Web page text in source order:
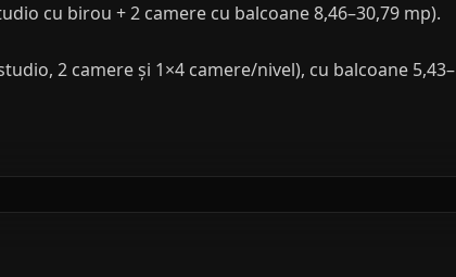
cu birou + 2 camere cu balcoane 8,46–30,79 mp).
2 camere și 1×4 camere/nivel), cu balcoane 5,43–